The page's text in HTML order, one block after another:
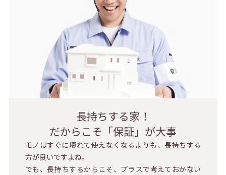
長持ちする家！
だからこそ「保証」が大事
モノはすぐに壊れて使えなくなるよりも、長持ちする
方が良いですよね。
でも、長持ちするからこそ、プラスで考えておかない